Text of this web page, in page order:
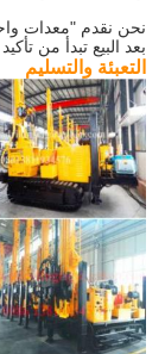
نحن نقدم "معدات
بعد البيع تبدأ من
التعبئة والتسليم